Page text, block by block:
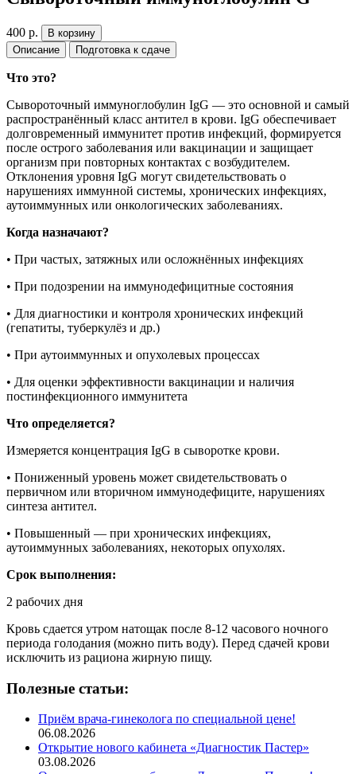
400 р.
В корзину
Описание
Подготовка к сдаче
Что это?
Сывороточный иммуноглобулин IgG — это основной и самый
распространённый класс антител в крови. IgG обеспечивает
долговременный иммунитет против инфекций, формируется
после острого заболевания или вакцинации и защищает
организм при повторных контактах с возбудителем.
Отклонения уровня IgG могут свидетельствовать о
нарушениях иммунной системы, хронических инфекциях,
аутоиммунных или онкологических заболеваниях.
Когда назначают?
• При частых, затяжных или осложнённых инфекциях
• При подозрении на иммунодефицитные состояния
• Для диагностики и контроля хронических инфекций
(гепатиты, туберкулёз и др.)
• При аутоиммунных и опухолевых процессах
• Для оценки эффективности вакцинации и наличия
постинфекционного иммунитета
Что определяется?
Измеряется концентрация IgG в сыворотке крови.
• Пониженный уровень может свидетельствовать о
первичном или вторичном иммунодефиците, нарушениях
синтеза антител.
• Повышенный — при хронических инфекциях,
аутоиммунных заболеваниях, некоторых опухолях.
Срок выполнения:
2 рабочих дня
Кровь сдается утром натощак после 8-12 часового ночного
периода голодания (можно пить воду). Перед сдачей крови
исключить из рациона жирную пищу.
Полезные статьи:
Приём врача-гинеколога по специальной цене!
06.08.2026
Открытие нового кабинета «Диагностик Пастер»
03.08.2026